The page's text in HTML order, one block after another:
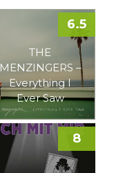
THE
MENZINGERS –
Everything I
Ever Saw
6.5
8